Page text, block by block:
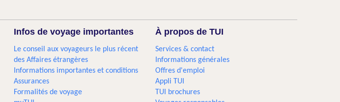
Infos de voyage importantes
Le conseil aux voyageurs le plus récent
des Affaires étrangères
Informations importantes et conditions
Assurances
Formalités de voyage
À propos de TUI
Services & contact
Informations générales
Offres d'emploi
Appli TUI
TUI brochures